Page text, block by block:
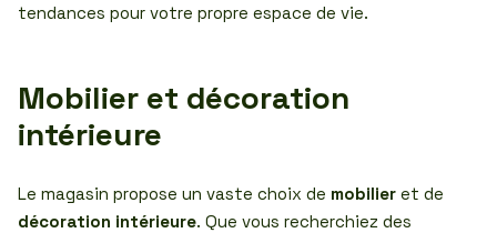
tendances pour votre propre espace de vie.
Mobilier et décoration
intérieure
Le magasin propose un vaste choix de mobilier et de
décoration intérieure. Que vous recherchiez des